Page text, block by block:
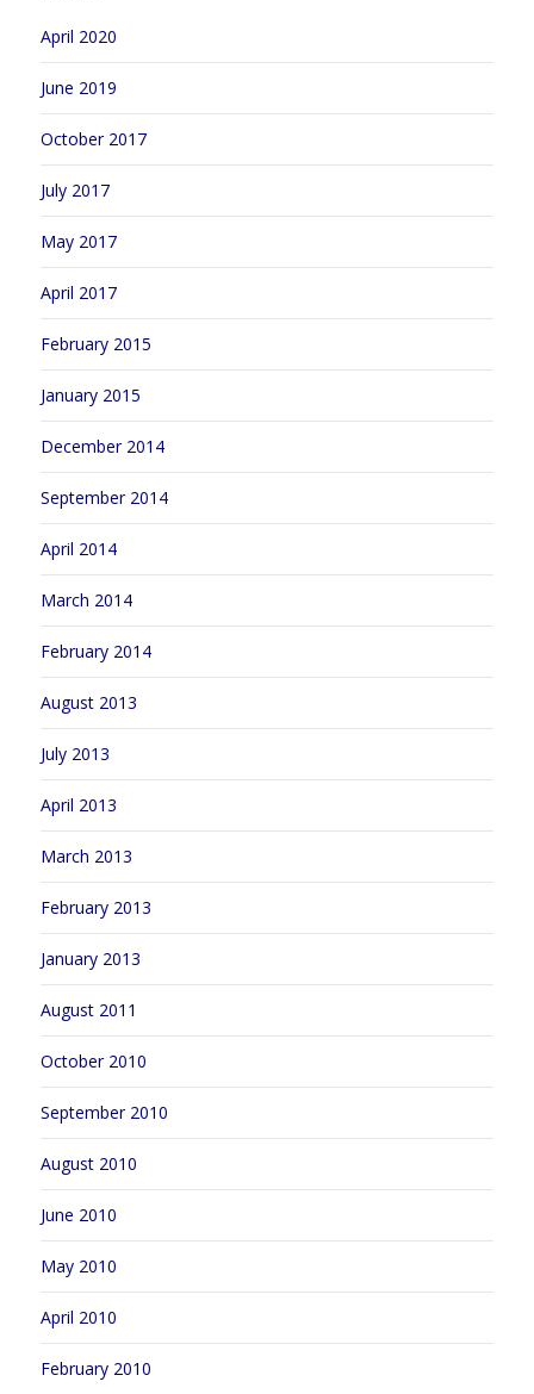
April 2020
June 2019
October 2017
July 2017
May 2017
April 2017
February 2015
January 2015
December 2014
September 2014
April 2014
March 2014
February 2014
August 2013
July 2013
April 2013
March 2013
February 2013
January 2013
August 2011
October 2010
September 2010
August 2010
June 2010
May 2010
April 2010
February 2010